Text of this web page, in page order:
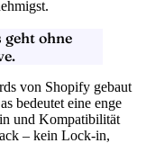
geht ohne
von Shopify gebaut
bedeutet eine enge
und Kompatibilität
– kein Lock-in,